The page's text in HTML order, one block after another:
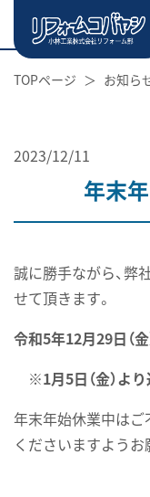
TOPページ
お知ら
2023/12/11
年末
誠に勝手ながら、弊
せて頂きます。
令和5年12月29日（
※1月5日（金）よ
年末年始休業中はご
くださいますようお